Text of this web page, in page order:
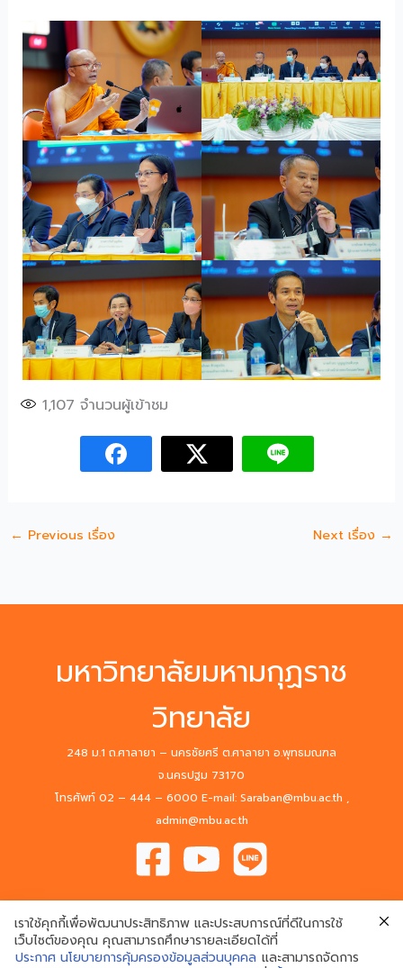
1,107 จำนวนผู้เข้าชม
← Previous เรื่อง Next เรื่อง →
มหาวิทยาลัยมหามกุฏราช
วิทยาลัย
248 ม.1 ถ.ศาลายา – นครชัยศรี ต.ศาลายา อ.พุทธมณฑล
จ.นครปฐม 73170
โทรศัพท์ 02 – 444 – 6000 E-mail: Saraban@mbu.ac.th ,
admin@mbu.ac.th
© 2020 Mahamakut Buddhist University. All Rights Reserved.
เราใช้คุกกี้เพื่อพัฒนาประสิทธิภาพ และประสบการณ์ที่ดีในการใช้
เว็บไซต์ของคุณ คุณสามารถศึกษารายละเอียดได้ที่
ประกาศ นโยบายการคุ้มครองข้อมูลส่วนบุคคล และสามารถจัดการ